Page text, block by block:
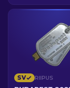
SV RIIPUS